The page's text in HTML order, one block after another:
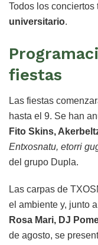
Todos los conciertos
universitario.
fiestas
Las fiestas
hasta el 9. Se han
Fito Skins,
Entxosnatu, etorri
del grupo Dupla.
Las carpas de
el ambiente y, junto
Rosa Mari, DJ
de agosto, se